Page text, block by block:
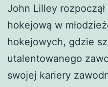
John Lilley
hokejową w
hokejowych, gdzie
utalentowanego
swojej kariery